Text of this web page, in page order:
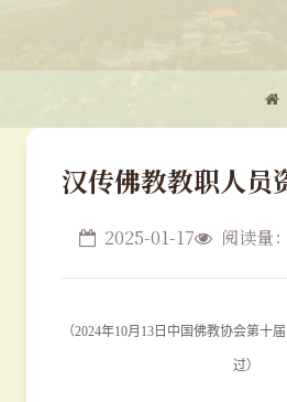
汉传佛教教职人员
2025-01-17 阅读量
（2024年10月13日中国佛教协会第十
过）